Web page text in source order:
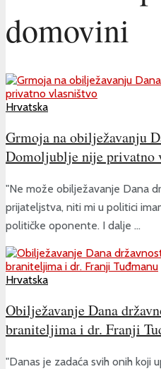
domovini
Hrvatska
Grmoja na obilježavanju
Domoljublje nije privatno
"Ne može obilježavanje Dana
prijateljstva, niti mi u politici
političke oponente. I dalje ...
Hrvatska
Obilježavanje Dana
braniteljima i dr. Franji
"Danas je zadaća svih onih koji